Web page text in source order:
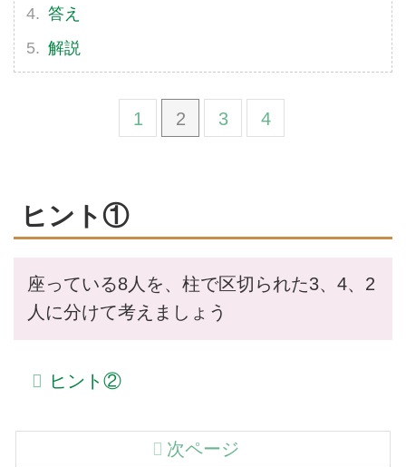
答え
解説
1 2 3 4
ヒント①
座っている8人を、柱で区切られた3、4、2
人に分けて考えましょう
ヒント②
次ページ